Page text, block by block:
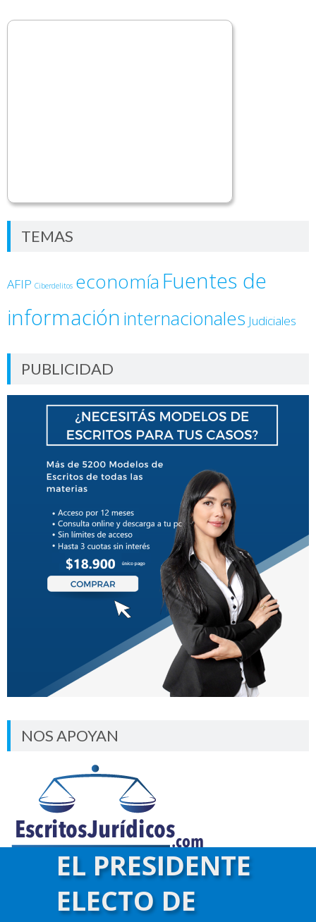
TEMAS
AFIP Ciberdelitos economía Fuentes de
información internacionales Judiciales
PUBLICIDAD
NOS APOYAN
EL PRESIDENTE
ELECTO DE